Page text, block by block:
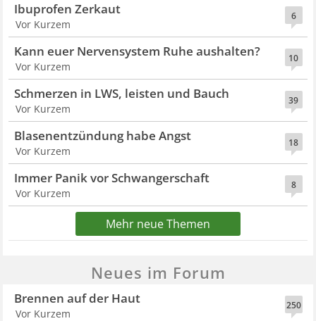
6
Ibuprofen Zerkaut
Vor Kurzem
10
Kann euer Nervensystem Ruhe aushalten?
Vor Kurzem
39
Schmerzen in LWS, leisten und Bauch
Vor Kurzem
18
Blasenentzündung habe Angst
Vor Kurzem
8
Immer Panik vor Schwangerschaft
Vor Kurzem
Mehr neue Themen
Neues im Forum
250
Brennen auf der Haut
Vor Kurzem